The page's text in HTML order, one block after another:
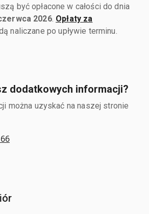
być opłacone w całości do dnia
2026. Opłaty za
naliczane po upływie terminu.
dodatkowych informacji?
można uzyskać na naszej stronie